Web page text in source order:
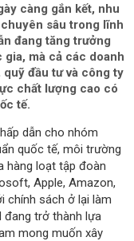
càng gắn kết, nhu
sâu trong lĩnh
đang tăng trưởng
gia, mà cả các doanh
đầu tư và công ty
chất lượng cao có
tế.
dẫn cho nhóm
quốc tế, môi trường
hàng loạt tập đoàn
Apple, Amazon,
chính sách ở lại làm
đang trở thành lựa
mong muốn xây